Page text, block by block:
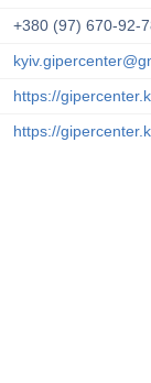
+380 (97) 670-92-
https://
https://